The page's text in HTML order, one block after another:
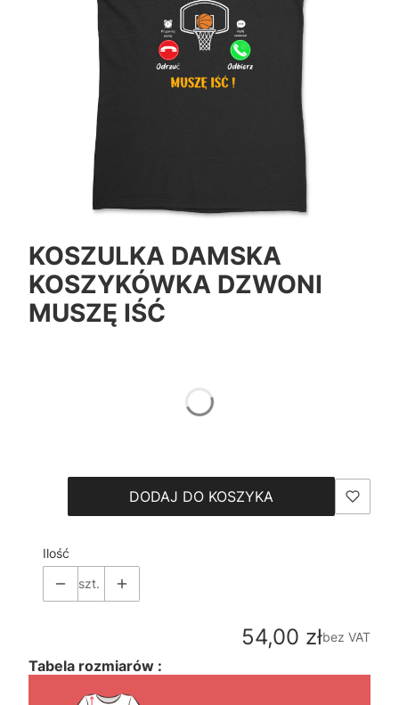
KOSZULKA DAMSKA
KOSZYKÓWKA DZWONI
MUSZĘ IŚĆ
DODAJ DO KOSZYKA
Ilość
szt.
Cena
54,00 złbez VAT
Tabela rozmiarów :